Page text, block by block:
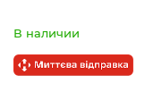
В наличии